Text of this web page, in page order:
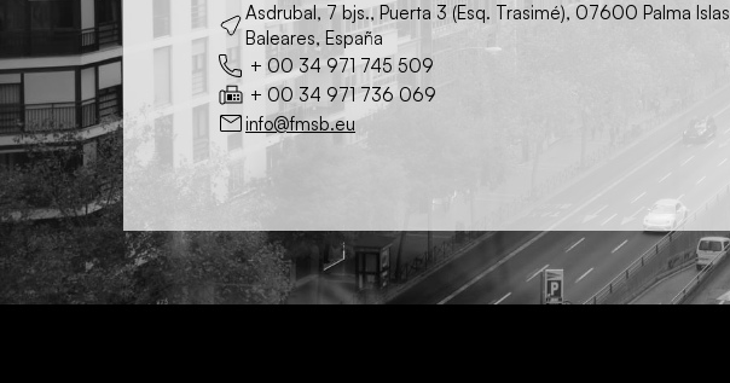
Asdrubal, 7 bjs., Puerta 3 (Esq. Trasimé), 07600 Palma Islas
Baleares, España
+ 00 34 971 745 509
+ 00 34 971 736 069
info@fmsb.eu